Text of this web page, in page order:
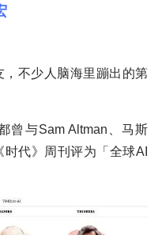
不少人脑海里蹦出的第
曾与Sam Altman、马斯
代》周刊评为「全球AI